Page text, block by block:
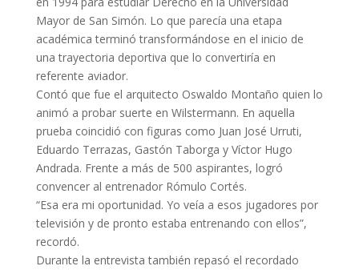
Mayor de San Simón. Lo que parecía una etapa
académica terminó transformándose en el inicio de
una trayectoria deportiva que lo convertiría en
referente aviador.
Contó que fue el arquitecto Oswaldo Montaño quien lo
animó a probar suerte en Wilstermann. En aquella
prueba coincidió con figuras como Juan José Urruti,
Eduardo Terrazas, Gastón Taborga y Víctor Hugo
Andrada. Frente a más de 500 aspirantes, logró
convencer al entrenador Rómulo Cortés.
“Esa era mi oportunidad. Yo veía a esos jugadores por
televisión y de pronto estaba entrenando con ellos”,
recordó.
Durante la entrevista también repasó el recordado